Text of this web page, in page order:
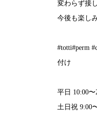
変わらず接
今後も楽し
#totti#perm
付け
平日 10:00〜
土日祝 9:00